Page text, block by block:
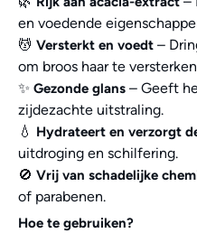
en voedende
💆 Versterkt en voedt –
om broos haar te
✨ Gezonde glans – Geeft
zijdezachte uitstraling.
💧 Hydrateert en verzorgt
uitdroging en schilfering.
🚫 Vrij van schadelijke
of parabenen.
Hoe te gebruiken?